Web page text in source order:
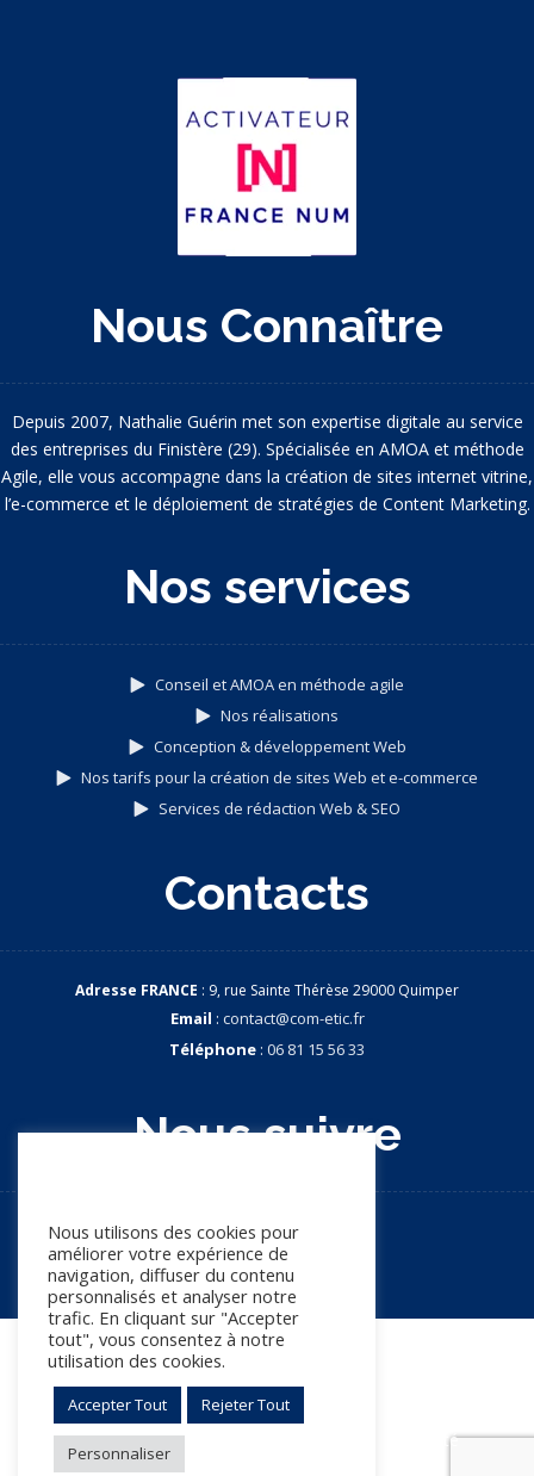
Nous Connaître
Depuis 2007, Nathalie Guérin met son expertise digitale au service
des entreprises du Finistère (29). Spécialisée en AMOA et méthode
Agile, elle vous accompagne dans la création de sites internet vitrine,
l’e-commerce et le déploiement de stratégies de Content Marketing.
Nos services
Conseil et AMOA en méthode agile
Nos réalisations
Conception & développement Web
Nos tarifs pour la création de sites Web et e-commerce
Services de rédaction Web & SEO
Contacts
Adresse FRANCE : 9, rue Sainte Thérèse 29000 Quimper
Email : contact@com-etic.fr
Téléphone : 06 81 15 56 33
Nous suivre
© Copyright 2026. Tous droits réservés
Politique de confidentialité
Mentions légales
Nous utilisons des cookies pour
améliorer votre expérience de
navigation, diffuser du contenu
personnalisés et analyser notre
trafic. En cliquant sur "Accepter
tout", vous consentez à notre
utilisation des cookies.
Accepter Tout Rejeter Tout
Personnaliser